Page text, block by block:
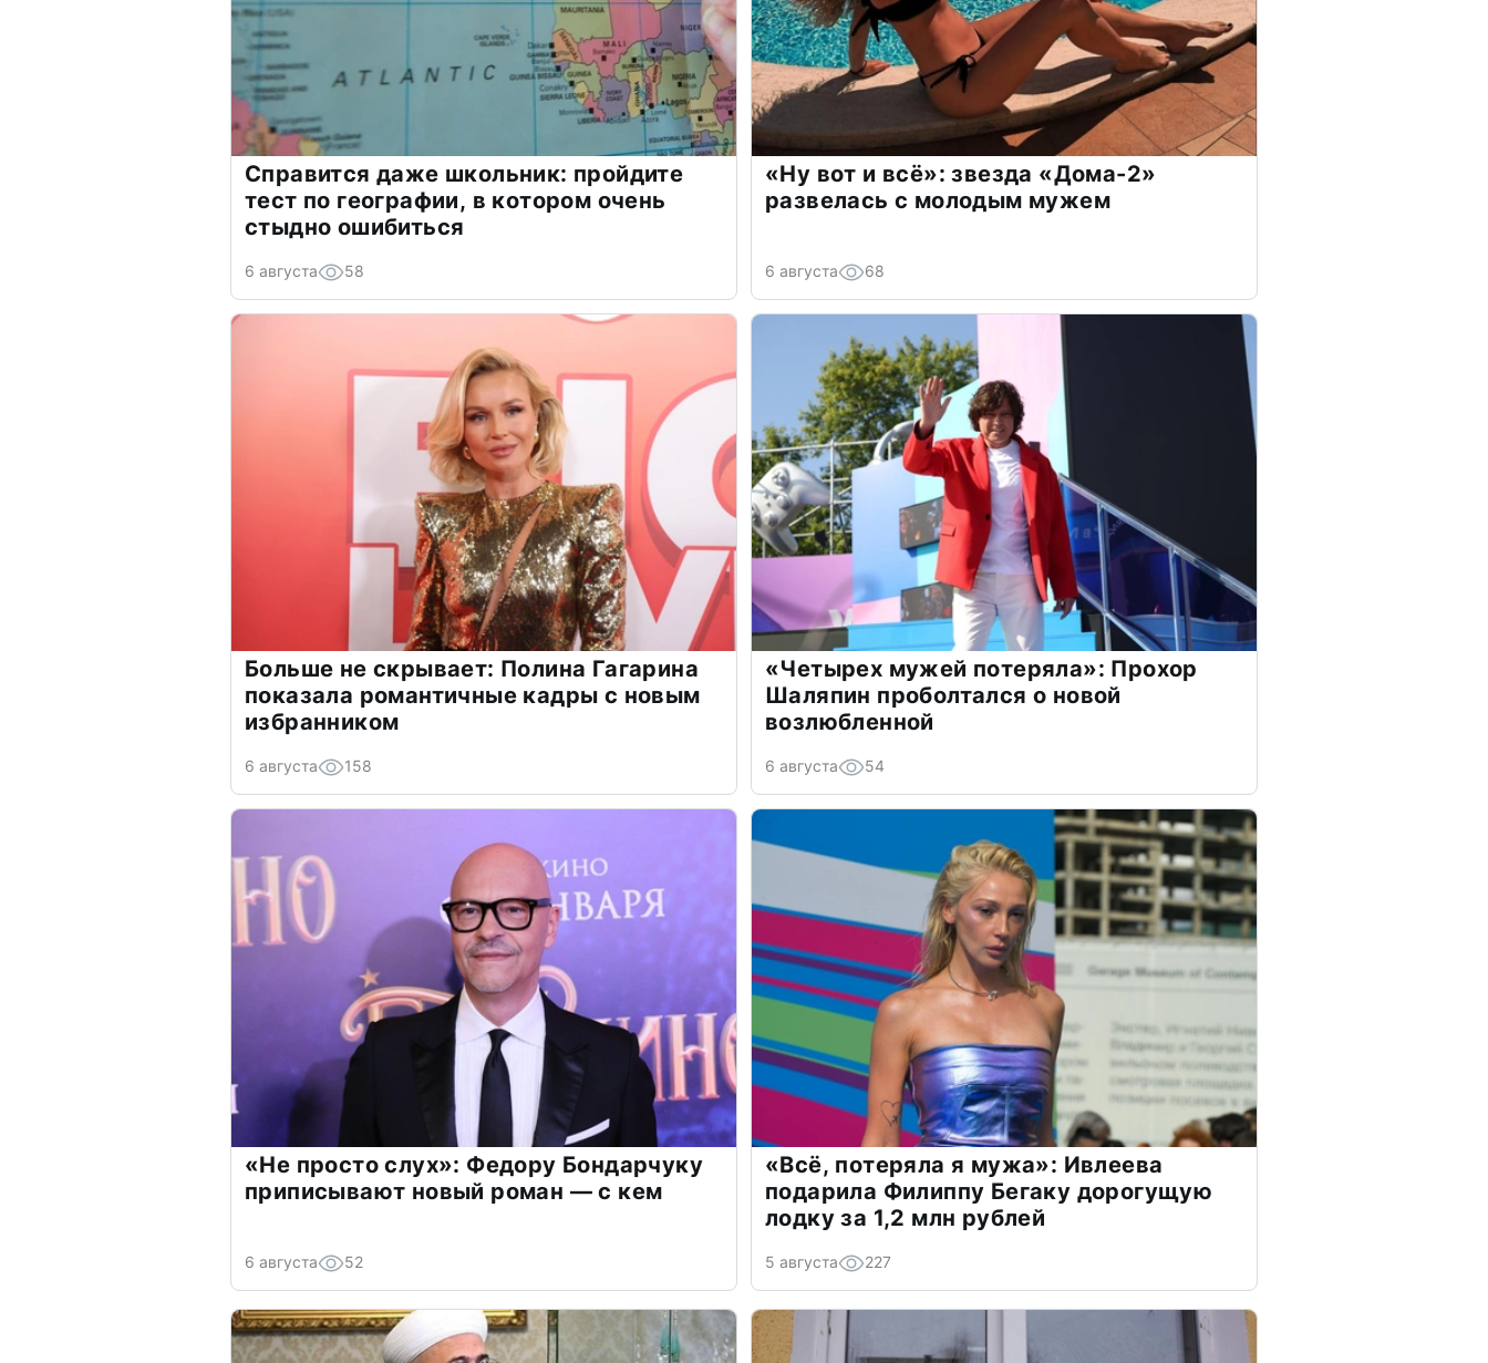
Справится даже школьник: пройдите
тест по географии, в котором очень
стыдно ошибиться
6 августа 58
«Ну вот и всё»: звезда «Дома-2»
развелась с молодым мужем
6 августа 68
Больше не скрывает: Полина Гагарина
показала романтичные кадры с новым
избранником
6 августа 158
«Четырех мужей потеряла»: Прохор
Шаляпин проболтался о новой
возлюбленной
6 августа 54
«Не просто слух»: Федору Бондарчуку
приписывают новый роман — с кем
6 августа 52
«Всё, потеряла я мужа»: Ивлеева
подарила Филиппу Бегаку дорогущую
лодку за 1,2 млн рублей
5 августа 227